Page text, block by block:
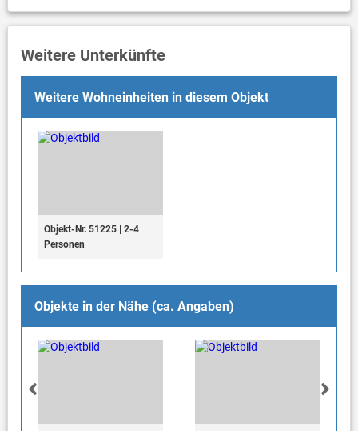
Weitere Unterkünfte
Weitere Wohneinheiten in diesem Objekt
Objekt-Nr. 51225 | 2-4
Personen
Objekte in der Nähe (ca. Angaben)